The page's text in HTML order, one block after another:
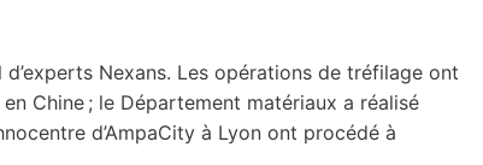
Nexans. Les opérations de tréfilage ont
Chine ; le Département matériaux a réalisé
d’AmpaCity à Lyon ont procédé à